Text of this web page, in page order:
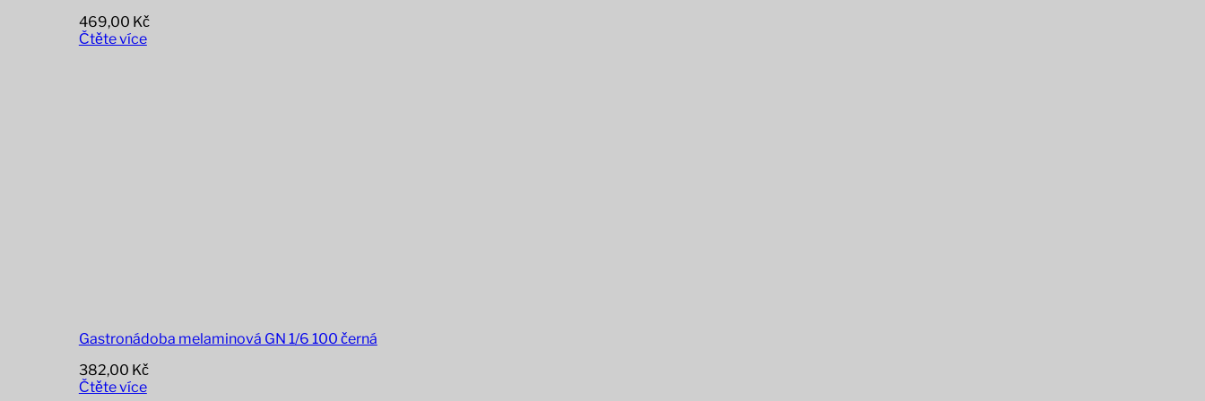
469,00 Kč
Čtěte více
Gastronádoba melaminová GN 1/6 100 černá
382,00 Kč
Čtěte více